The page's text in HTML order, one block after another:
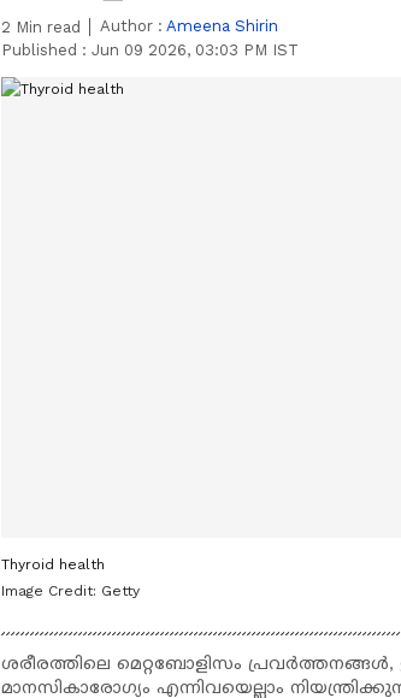
2 Min read Author : Ameena Shirin
Published : Jun 09 2026, 03:03 PM IST
Thyroid health
Image Credit: Getty
ശരീരത്തിലെ മെറ്റബോളിസം
മാനസികാരോഗ്യം എന്നിവയെല്ലാം